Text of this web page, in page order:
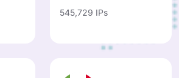
545,729 IPs